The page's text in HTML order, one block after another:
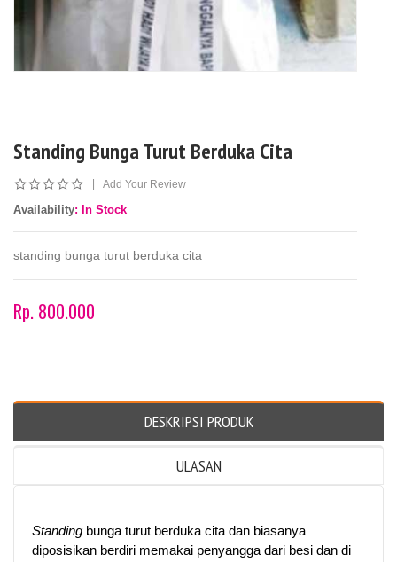
Standing Bunga Turut Berduka Cita
Add Your Review
Availability: In Stock
standing bunga turut berduka cita
Rp. 800.000
DESKRIPSI PRODUK
ULASAN
Standing bunga turut berduka cita dan biasanya
diposisikan berdiri memakai penyangga dari besi dan di